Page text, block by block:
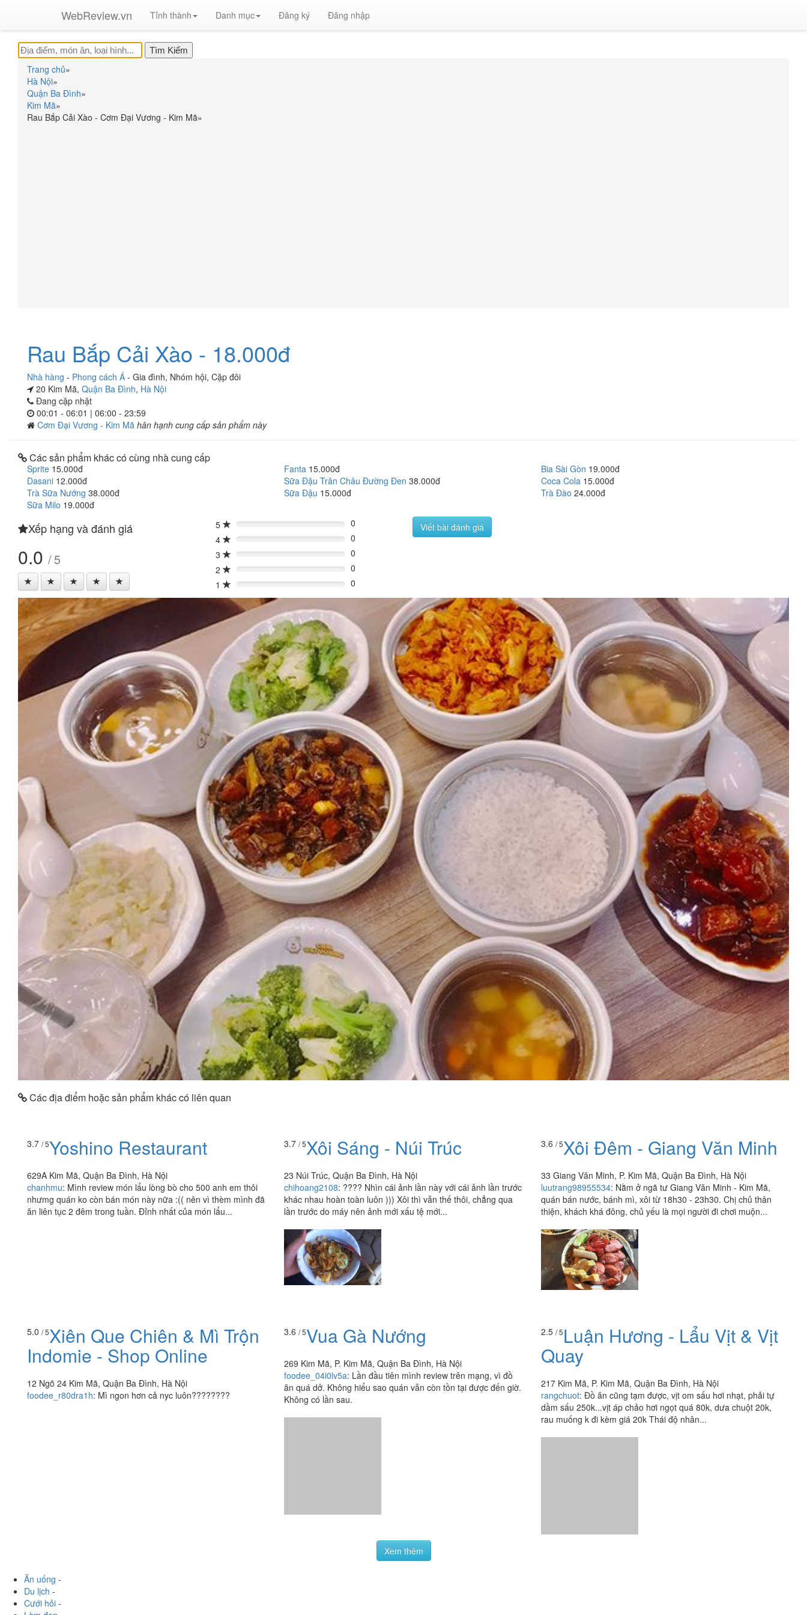
WebReview.vn Tỉnh thành Danh mục Đăng ký Đăng nhập
Trang chủ»
Hà Nội»
Quận Ba Đình»
Kim Mã»
Rau Bắp Cải Xào - Cơm Đại Vương - Kim Mã»
Rau Bắp Cải Xào - 18.000đ
Nhà hàng - Phong cách Á - Gia đình, Nhóm hội, Cặp đôi
20 Kim Mã, Quận Ba Đình, Hà Nội
Đang cập nhật
00:01 - 06:01 | 06:00 - 23:59
Cơm Đại Vương - Kim Mã hân hạnh cung cấp sản phẩm này
Các sản phẩm khác có cùng nhà cung cấp
Sprite 15.000đ Fanta 15.000đ Bia Sài Gòn 19.000đ
Dasani 12.000đ Sữa Đậu Trân Châu Đường Đen 38.000đ Coca Cola 15.000đ
Trà Sữa Nướng 38.000đ Sữa Đậu 15.000đ Trà Đào 24.000đ
Sữa Milo 19.000đ
Xếp hạng và đánh giá
0.0 / 5
5 0%
0
4
0%
0
3
0%
0
2
0%
0
1
0% 0
Viết bài đánh giá
Các địa điểm hoặc sản phẩm khác có liên quan
3.7 / 5Yoshino Restaurant
629A Kim Mã, Quận Ba Đình, Hà Nội
chanhmu: Mình review món lẩu lòng bò cho 500 anh em thôi
nhưmg quán ko còn bán món này nữa :(( nên vì thèm mình đã
ăn liên tục 2 đêm trong tuần. Đỉnh nhất của món lẩu...
3.7 / 5Xôi Sáng - Núi Trúc
23 Núi Trúc, Quận Ba Đình, Hà Nội
chihoang2108: ???? Nhìn cái ảnh lần này với cái ảnh lần trước
khác nhau hoàn toàn luôn ))) Xôi thì vẫn thế thôi, chẳng qua
lần trước do máy nên ảnh mới xấu tệ mới...
3.6 / 5Xôi Đêm - Giang Văn Minh
33 Giang Văn Minh, P. Kim Mã, Quận Ba Đình, Hà Nội
luutrang98955534: Nằm ở ngã tư Giang Văn Minh - Kim Mã,
quán bán nước, bánh mì, xôi từ 18h30 - 23h30. Chị chủ thân
thiện, khách khá đông, chủ yếu là mọi người đi chơi muộn...
5.0 / 5Xiên Que Chiên & Mì Trộn
Indomie - Shop Online
12 Ngõ 24 Kim Mã, Quận Ba Đình, Hà Nội
foodee_r80dra1h: Mì ngon hơn cả nyc luôn????????
3.6 / 5Vua Gà Nướng
269 Kim Mã, P. Kim Mã, Quận Ba Đình, Hà Nội
foodee_04i0lv5a: Lần đầu tiên mình review trên mạng, vì đồ
ăn quá dở. Không hiểu sao quán vẫn còn tồn tại được đến giờ.
Không có lần sau.
2.5 / 5Luận Hương - Lẩu Vịt & Vịt
Quay
217 Kim Mã, P. Kim Mã, Quận Ba Đình, Hà Nội
rangchuot: Đồ ăn cũng tạm được, vịt om sấu hơi nhạt, phải tự
dầm sấu 250k...vịt áp chảo hơi ngọt quá 80k, dưa chuột 20k,
rau muống k đi kèm giá 20k Thái độ nhân...
Dịch vụ